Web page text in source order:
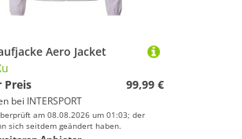
Aero Jacket
Preis
99,99 €
bei INTERSPORT
am 08.08.2026 um 01:03; der
sich seitdem geändert haben.